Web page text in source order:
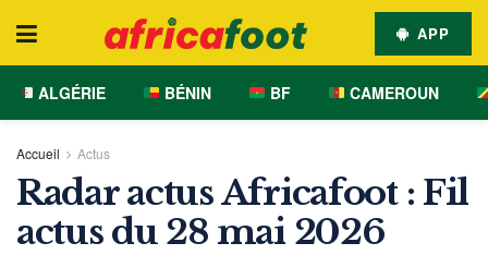
APP
ALGÉRIE BÉNIN BF CAMEROUN
Accueil Actus
Radar actus Africafoot : Fil
actus du 28 mai 2026